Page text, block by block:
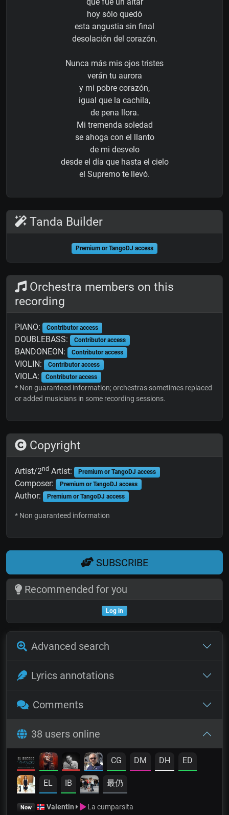
que fue un altar
hoy sólo quedó
esta angustia sin final
desolación del corazón.
Nunca más mis ojos tristes
verán tu aurora
y mi pobre corazón,
igual que la cachila,
de pena llora.
Mi tremenda soledad
se ahoga con el llanto
de mi desvelo
desde el día que hasta el cielo
el Supremo te llevó.
Tanda Builder
Premium or TangoDJ access
Orchestra members on this
recording
PIANO: Contributor access
DOUBLEBASS: Contributor access
BANDONEON: Contributor access
VIOLIN: Contributor access
VIOLA: Contributor access
* Non guaranteed information; orchestras sometimes replaced
or added musicians in some recording sessions.
Copyright
Artist/2nd Artist: Premium or TangoDJ access
Composer: Premium or TangoDJ access
Author: Premium or TangoDJ access
* Non guaranteed information
SUBSCRIBE
Recommended for you
Log in
Advanced search
Lyrics annotations
Comments
38 users online
CG DM DH ED
EL IB 最仍
Now Valentin La cumparsita